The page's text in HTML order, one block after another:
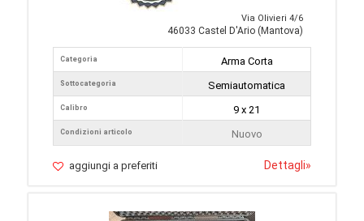
Via Olivieri 4/6
46033 Castel D'Ario (Mantova)
Categoria
Sottocategoria
Calibro
Condizioni articolo
Arma Corta
Semiautomatica
9 x 21
Nuovo
aggiungi a preferiti Dettagli»